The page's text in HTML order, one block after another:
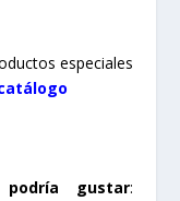
especiales
gustar: